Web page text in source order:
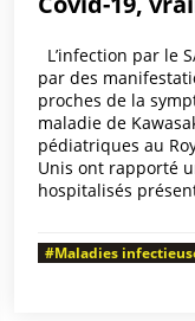
L’infection par le
par des
proches de la
maladie de
pédiatriques au
Unis ont rapporté
hospitalisés
#Maladies